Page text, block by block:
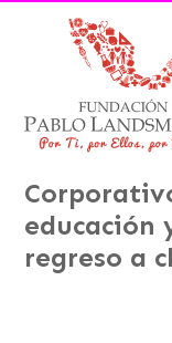
educación
regreso a